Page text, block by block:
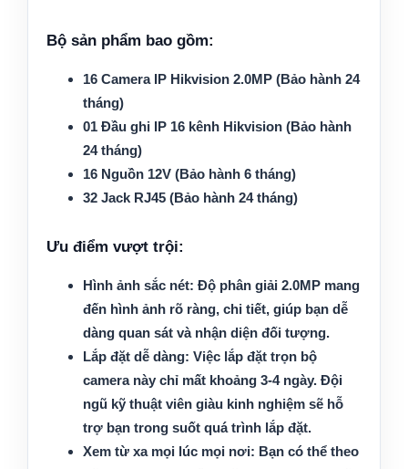
Bộ sản phẩm bao gồm:
16 Camera IP Hikvision 2.0MP (Bảo hành 24
tháng)
01 Đầu ghi IP 16 kênh Hikvision (Bảo hành
24 tháng)
16 Nguồn 12V (Bảo hành 6 tháng)
32 Jack RJ45 (Bảo hành 24 tháng)
Ưu điểm vượt trội:
Hình ảnh sắc nét: Độ phân giải 2.0MP mang
đến hình ảnh rõ ràng, chi tiết, giúp bạn dễ
dàng quan sát và nhận diện đối tượng.
Lắp đặt dễ dàng: Việc lắp đặt trọn bộ
camera này chỉ mất khoảng 3-4 ngày. Đội
ngũ kỹ thuật viên giàu kinh nghiệm sẽ hỗ
trợ bạn trong suốt quá trình lắp đặt.
Xem từ xa mọi lúc mọi nơi: Bạn có thể theo